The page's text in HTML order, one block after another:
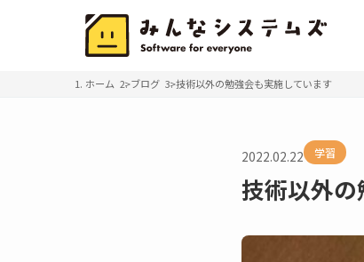
ホーム ブログ 技術以外の勉強会も実施しています
2022.02.22 学習
技術以外